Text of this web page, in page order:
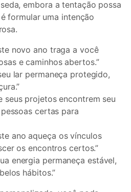
embora a tentação possa
formular uma intenção
novo ano traga a você
e caminhos abertos.”
lar permaneça protegido,
seus projetos encontrem seu
certas para
ano aqueça os vínculos
os encontros certos.”
energia permaneça estável,
hábitos.”